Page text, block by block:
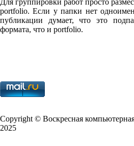
Для группировки работ просто
port­fo­lio. Если у папки нет
публикации думает, что это
формата, что и port­fo­lio.
Copy­right © Воскресная
2025